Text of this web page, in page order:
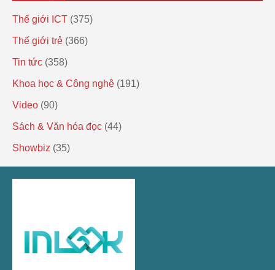
Thế giới ICT (375)
Thế giới trẻ (366)
Tin tức (358)
Khoa học & Công nghệ (191)
Video (90)
Sách & Văn hóa đọc (44)
Showbiz (35)